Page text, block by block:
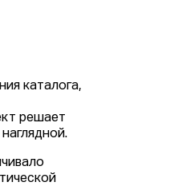
каталога,
решает